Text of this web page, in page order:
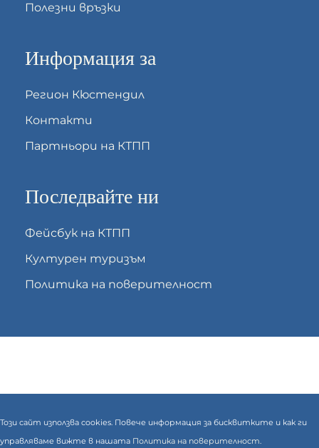
Полезни връзки
Информация за
Регион Кюстендил
Контакти
Партньори на КТПП
Последвайте ни
Фейсбук на КТПП
Културен туризъм
Политика на поверителност
Този сайт използва cookies. Повече информация за бисквитките и как ги
управляваме вижте в нашата Политика на поверителност.